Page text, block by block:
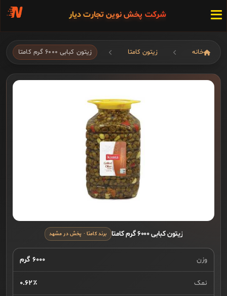
شرکت پخش نوین تجارت دیار
خانه زیتون کامتا زیتون کبابی ۶۰۰۰ گرم کامتا
زیتون کبابی ۶۰۰۰ گرم کامتا برند کامتا · پخش در مشهد
وزن ۶۰۰۰ گرم
نمک ۰.۶۲٪